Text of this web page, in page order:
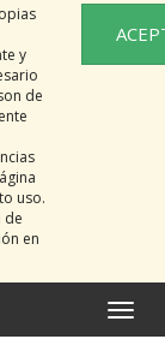
y
de
uso.
de
en
Toggle